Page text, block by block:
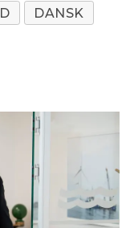
DANSK